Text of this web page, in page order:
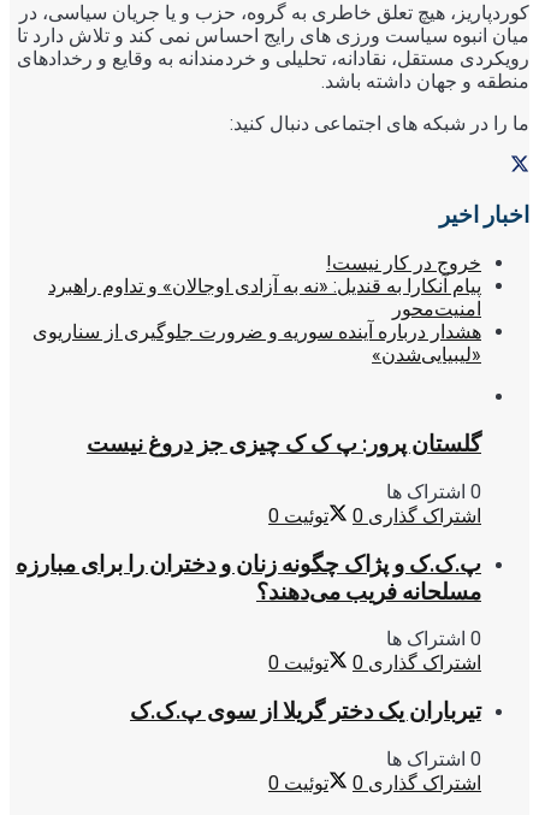
کوردپاریز، هیچ تعلق خاطری به گروه، حزب و یا جریان سیاسی، در
میان انبوه سیاست ورزی های رایج احساس نمی کند و تلاش دارد تا
رویکردی مستقل، نقادانه، تحلیلی و خردمندانه به وقایع و رخدادهای
منطقه و جهان داشته باشد.
ما را در شبکه های اجتماعی دنبال کنید:
اخبار اخیر
خروج در کار نیست!
پیام آنکارا به قندیل: «نه به آزادی اوجالان» و تداوم راهبرد
امنیت‌محور
هشدار درباره آینده سوریه و ضرورت جلوگیری از سناریوی
«لیبیایی‌شدن»
گلستان پرور: پ ک ک چیزی جز دروغ نیست
0 اشتراک ها
اشتراک گذاری 0 توئیت 0
پ.ک.ک و پژاک چگونه زنان و دختران را برای مبارزه
مسلحانه فریب می‌دهند؟
0 اشتراک ها
اشتراک گذاری 0 توئیت 0
تیرباران یک دختر گریلا از سوی پ.ک.ک
0 اشتراک ها
اشتراک گذاری 0 توئیت 0